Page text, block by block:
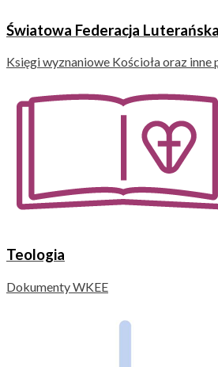
Światowa Federacja Luterańska
Księgi wyznaniowe Kościoła oraz
Teologia
Dokumenty WKEE